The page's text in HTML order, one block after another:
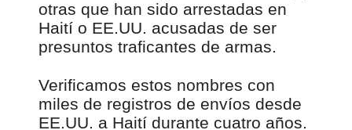
otras que han sido arrestadas en
Haití o EE.UU. acusadas de ser
presuntos traficantes de armas.
Verificamos estos nombres con
miles de registros de envíos desde
EE.UU. a Haití durante cuatro años.